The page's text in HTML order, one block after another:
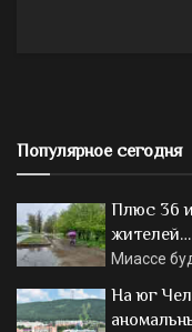
Популярное сегодня
Плюс 36
жителей…
Миассе
На юг